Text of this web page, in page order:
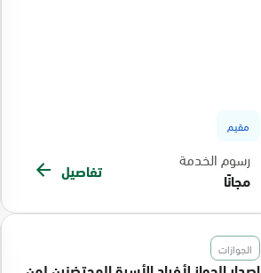
مقيم
رسوم الخدمة
مجانًا
تفاصيل
الجوازات